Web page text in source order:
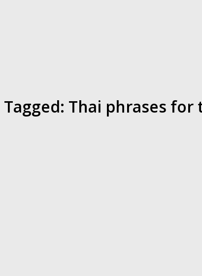
Tagged: Thai phrases for